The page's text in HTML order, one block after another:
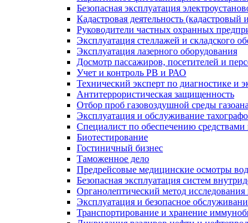
Безопасная эксплуатация
Кадастровая деятельность (кадастровый
Руководители частных охранных
Эксплуатация стеллажей и складского
Эксплуатация лазерного оборудования
Досмотр пассажиров, посетителей и
Учет и контроль РВ и РАО
Технический эксперт по диагностике и
Антитеррористическая защищенность
Отбор проб газовоздушной среды
Эксплуатация и обслуживание
Специалист по обеспечению
Биотестирование
Гостиничный бизнес
Таможенное дело
Предрейсовые медицинские осмотры
Безопасная эксплуатация систем
Органолептический метод
Эксплуатация и безопасное
Транспортирование и хранение